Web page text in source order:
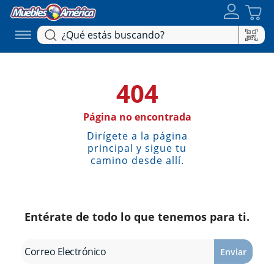
404
Página no encontrada
Dirígete a la página
principal y sigue tu
camino desde allí.
Entérate de todo lo que tenemos para ti.
Enviar